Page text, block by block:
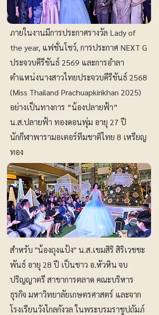
ภายในงานมีการประกาศรางวัล Lady of
the year, แฟชั่นโชว์, การประกาศ NEXT G
ประจวบคีรีขันธ์ 2569 และการอำลา
ตำแหน่งนางสาวไทยประจวบคีรีขันธ์ 2568
(Miss Thailand Prachuapkirikhan 2025)
อย่างเป็นทางการ “น้องปลายฟ้า”
น.ส.ปลายฟ้า ทองดอนพุ่ม อายุ 27 ปี
นักกีฬาพารามอเตอร์ทีมชาติไทย 8 เหรียญ
ทอง
สำหรับ "น้องถุงแป้ง" น.ส.เขมสิริ สิริเวชชะ
พันธ์ อายุ 28 ปี เป็นชาว อ.หัวหิน จบ
ปริญญาตรี สาขาการตลาด คณะบริหาร
ธุรกิจ มหาวิทยาลัยเกษตรศาสตร์ และจาก
โรงเรียนวังไกลกังวล ในพระบรมราชูปถัมภ์